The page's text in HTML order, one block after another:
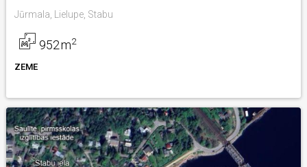
Jūrmala, Lielupe, Stabu
952m2
ZEME